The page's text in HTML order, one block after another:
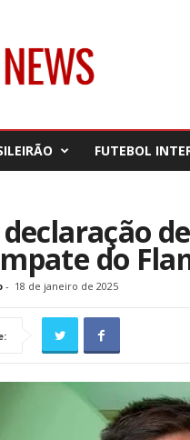
FUTEBOL
do
- 18 de janeiro de 2025